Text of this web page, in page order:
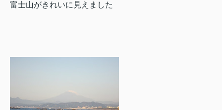
富士山がきれいに見えました